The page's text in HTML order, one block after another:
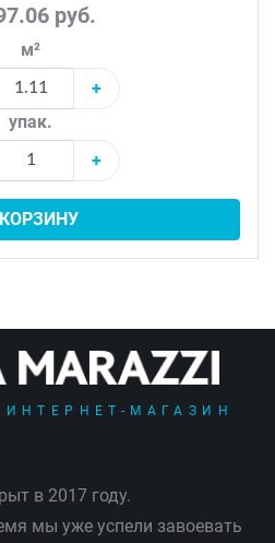
руб.
м²
+
упак.
+
МАГАЗИН
в 2017 году.
мы уже успели завоевать